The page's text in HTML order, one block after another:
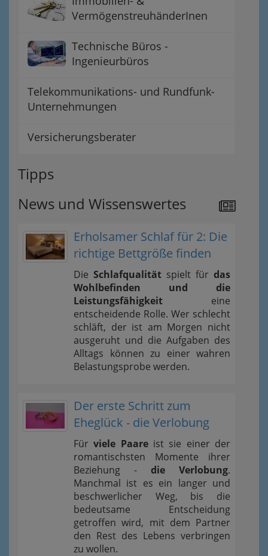
VermögenstreuhänderInen
Technische Büros -
Ingenieurbüros
Telekommunikations- und Rundfunk-
Unternehmungen
Versicherungsberater
Tipps
News und Wissenswertes
Erholsamer Schlaf für 2: Die
richtige Bettgröße finden
Die Schlafqualität spielt für das
Wohlbefinden und die
Leistungsfähigkeit eine
entscheidende Rolle. Wer schlecht
schläft, der ist am Morgen nicht
ausgeruht und die Aufgaben des
Alltags können zu einer wahren
Belastungsprobe werden.
Der erste Schritt zum
Eheglück - die Verlobung
Fürviele Paareist sie einer der
romantischsten Momente ihrer
Beziehung - die Verlobung.
Manchmal ist es ein langer und
beschwerlicher Weg, bis die
bedeutsame Entscheidung
getroffen wird, mit dem Partner
den Rest des Lebens verbringen
zu wollen.